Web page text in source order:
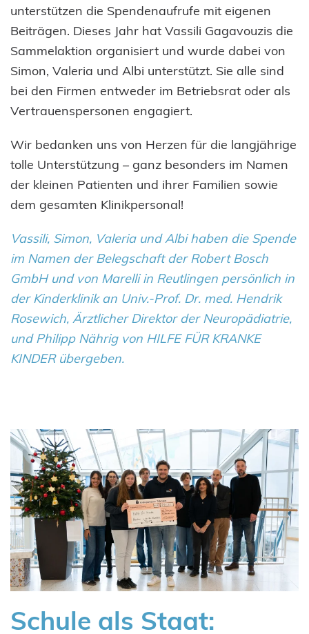
unterstützen die Spendenaufrufe mit eigenen
Beiträgen. Dieses Jahr hat Vassili Gagavouzis die
Sammelaktion organisiert und wurde dabei von
Simon, Valeria und Albi unterstützt. Sie alle sind
bei den Firmen entweder im Betriebsrat oder als
Vertrauenspersonen engagiert.
Wir bedanken uns von Herzen für die langjährige
tolle Unterstützung – ganz besonders im Namen
der kleinen Patienten und ihrer Familien sowie
dem gesamten Klinikpersonal!
Vassili, Simon, Valeria und Albi haben die Spende
im Namen der Belegschaft der Robert Bosch
GmbH und von Marelli in Reutlingen persönlich in
der Kinderklinik an Univ.-Prof. Dr. med. Hendrik
Rosewich, Ärztlicher Direktor der Neuropädiatrie,
und Philipp Nährig von HILFE FÜR KRANKE
KINDER übergeben.
Schule als Staat: